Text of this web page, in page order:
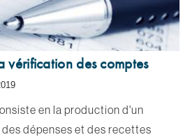
vérification des comptes
en la production d'un
dépenses et des recettes